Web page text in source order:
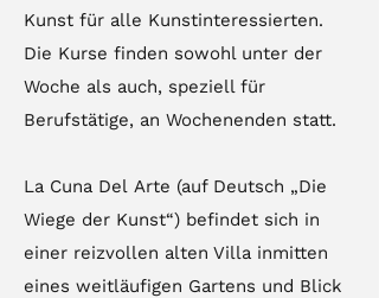
Kunst für alle Kunstinteressierten.
Die Kurse finden sowohl unter der
Woche als auch, speziell für
Berufstätige, an Wochenenden statt.
La Cuna Del Arte (auf Deutsch „Die
Wiege der Kunst“) befindet sich in
einer reizvollen alten Villa inmitten
eines weitläufigen Gartens und Blick